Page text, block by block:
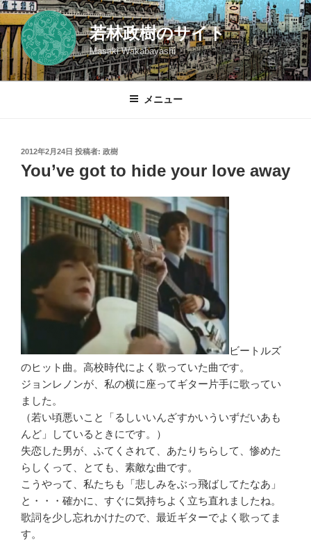
コ
ン
テ
ン
ツ
若林政樹のサイト
Masaki Wakabayashi
メニュー
投
稿
日:
2012年2月24日 投稿者: 政樹
You’ve got to hide your love away
ビートルズ
のヒット曲。高校時代によく歌っていた曲です。
ジョンレノンが、私の横に座ってギター片手に歌ってい
ました。
（若い頃悪いこと「るしいいんざすかいういずだいあも
んど」しているときにです。）
失恋した男が、ふてくされて、あたりちらして、惨めた
らしくって、とても、素敵な曲です。
こうやって、私たちも「悲しみをぶっ飛ばしてたなあ」
と・・・確かに、すぐに気持ちよく立ち直れましたね。
歌詞を少し忘れかけたので、最近ギターでよく歌ってま
す。